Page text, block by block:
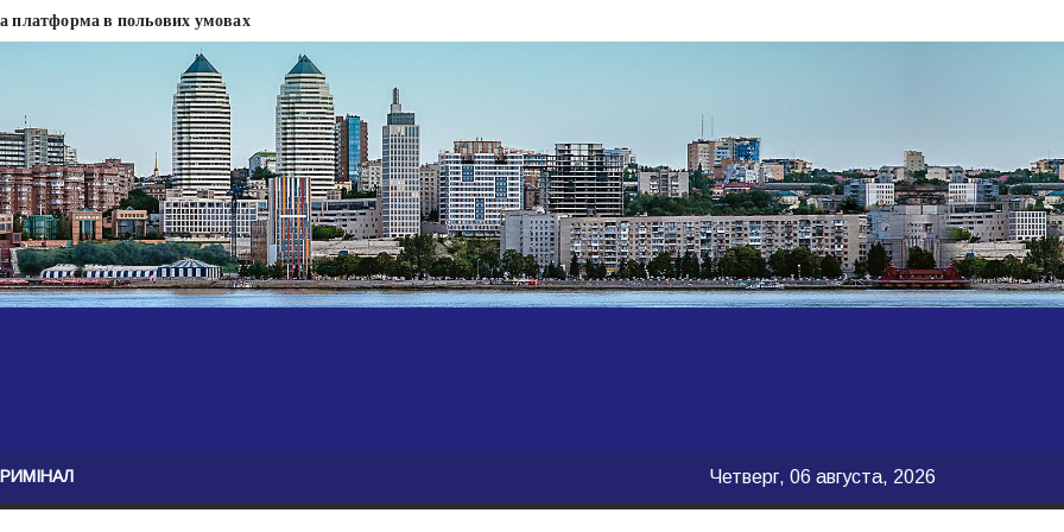
платформа в польових умовах
міськради Дніпра — ЗМІ
нелегального бізнесу, збагатився під час війни — ЗМІ
записали звернення про ситуацію на фронті
Безугла закликає валити Сирського
моду
керівництва армії
Четверг, 06 августа, 2026